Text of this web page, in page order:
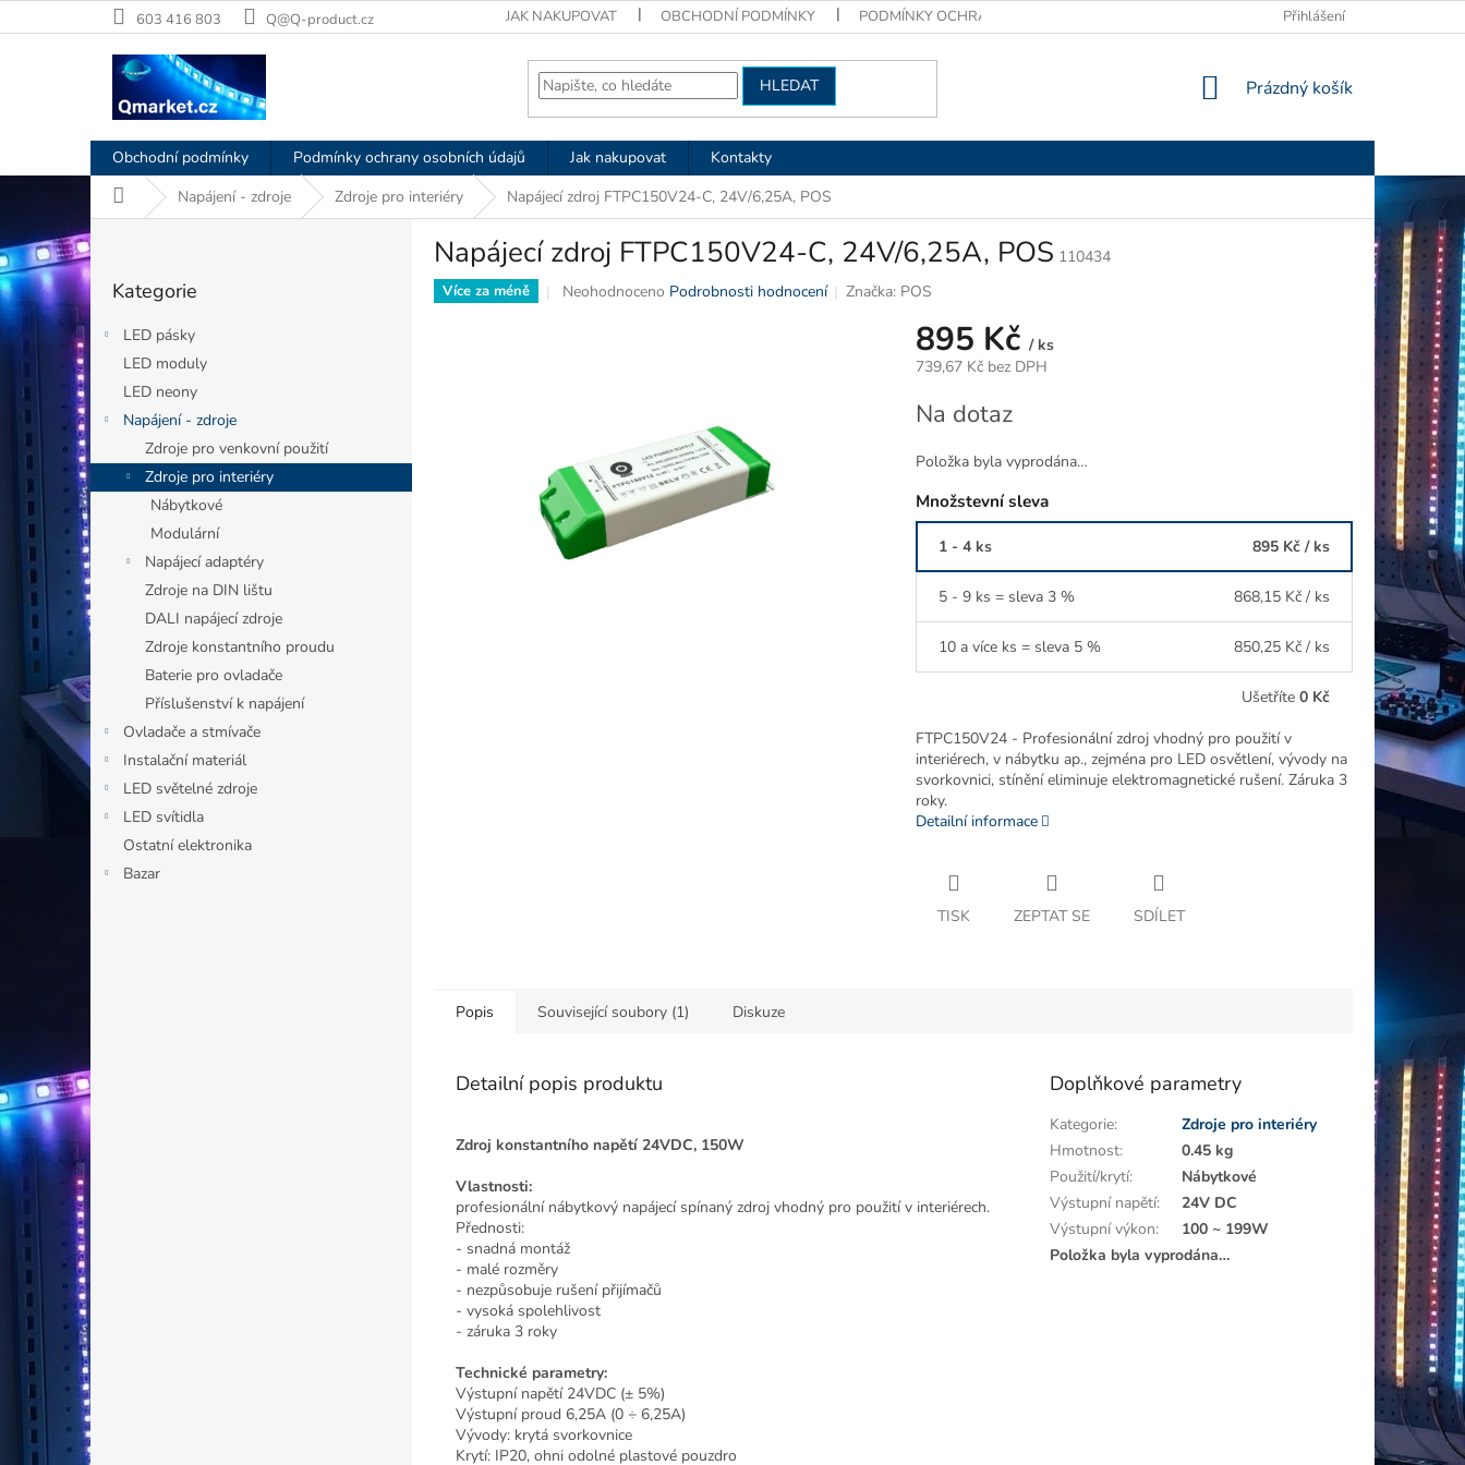
na
603 416 803 Q@Q-product.cz JAK NAKUPOVAT OBCHODNÍ PODMÍNKY PODMÍNKY OCHRANY OSOBNÍCH ÚDAJŮ Přihlášení
HLEDAT
NÁKUPNÍ
Prázdný košík
Obchodní podmínky Podmínky ochrany osobních údajů Jak nakupovat
Kontakty
Domů Napájení - zdroje Zdroje pro interiéry Napájecí zdroj FTPC150V24-C, 24V/6,25A, POS
P
o
s
t
r
a
n
e
l
kategorie
Kategorie
LED pásky
LED moduly
LED neony
Napájení - zdroje
Zdroje pro venkovní použití
Zdroje pro interiéry
Nábytkové
Modulární
Napájecí adaptéry
Zdroje na DIN lištu
DALI napájecí zdroje
Zdroje konstantního proudu
Baterie pro ovladače
Příslušenství k napájení
Ovladače a stmívače
Instalační materiál
LED světelné zdroje
LED svítidla
Ostatní elektronika
Bazar
Napájecí zdroj FTPC150V24-C, 24V/6,25A, POS 110434
Více za méně
Průměrné
Neohodnoceno Podrobnosti hodnocení Značka: POS
895 Kč / ks
739,67 Kč bez DPH
cena:
Na dotaz
Položka byla vyprodána…
Množstevní sleva
1 - 4 ks 895 Kč / ks
5 - 9 ks = sleva 3 % 868,15 Kč / ks
10 a více ks = sleva 5 % 850,25 Kč / ks
Ušetříte 0 Kč
FTPC150V24 - Profesionální zdroj vhodný pro použití v
interiérech, v nábytku ap., zejména pro LED osvětlení, vývody na
svorkovnici, stínění eliminuje elektromagnetické rušení. Záruka 3
roky.
Detailní informace
TISK ZEPTAT SE SDÍLET
Popis Související soubory (1) Diskuze
Detailní popis produktu
Zdroj konstantního napětí 24VDC, 150W
Vlastnosti:
profesionální nábytkový napájecí spínaný zdroj vhodný pro použití v interiérech.
Přednosti:
- snadná montáž
- malé rozměry
- nezpůsobuje rušení přijímačů
- vysoká spolehlivost
- záruka 3 roky
Technické parametry:
Výstupní napětí 24VDC (± 5%)
Výstupní proud 6,25A (0 ÷ 6,25A)
Vývody: krytá svorkovnice
Krytí: IP20, ohni odolné plastové pouzdro
Doplňkové parametry
Kategorie:
Zdroje pro interiéry
Hmotnost:
0.45 kg
Použití/krytí:
Nábytkové
Výstupní napětí:
24V DC
Výstupní výkon:
100 ~ 199W
Položka byla vyprodána…